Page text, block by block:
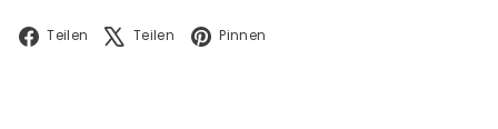
Teilen Facebook
Teilen X Pinnen